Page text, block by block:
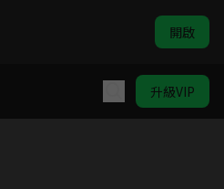
開啟
升級VIP